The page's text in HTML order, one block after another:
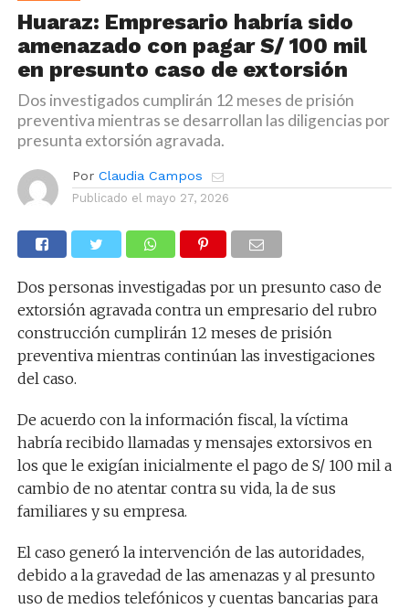
Huaraz: Empresario habría sido
amenazado con pagar S/ 100 mil
en presunto caso de extorsión
Dos investigados cumplirán 12 meses de prisión
preventiva mientras se desarrollan las diligencias por
presunta extorsión agravada.
Por Claudia Campos
Publicado el mayo 27, 2026
Dos personas investigadas por un presunto caso de
extorsión agravada contra un empresario del rubro
construcción cumplirán 12 meses de prisión
preventiva mientras continúan las investigaciones
del caso.
De acuerdo con la información fiscal, la víctima
habría recibido llamadas y mensajes extorsivos en
los que le exigían inicialmente el pago de S/ 100 mil a
cambio de no atentar contra su vida, la de sus
familiares y su empresa.
El caso generó la intervención de las autoridades,
debido a la gravedad de las amenazas y al presunto
uso de medios telefónicos y cuentas bancarias para